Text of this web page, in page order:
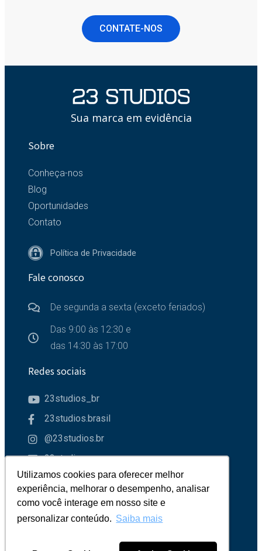
Utilizamos cookies para oferecer melhor
experiência, melhorar o desempenho, analisar
como você interage em nosso site e
personalizar conteúdo. Saiba mais
Utilizamos cookies para oferecer melhor
experiência, melhorar o desempenho, analisar
como você interage em nosso site e
personalizar conteúdo. Saiba mais
CONTATE-NOS
Sua marca em evidência
Sobre
Conheça-nos
Blog
Oportunidades
Contato
Política de Privacidade
Fale conosco
De segunda a sexta (exceto feriados)
Das 9:00 às 12:30 e
das 14:30 às 17:00
Redes sociais
23studios_br
23studios.brasil
@23studios.br
23studios
Parceiros